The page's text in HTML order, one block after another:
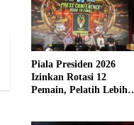
Piala Presiden 2026
Izinkan Rotasi 12
Pemain, Pelatih Lebih